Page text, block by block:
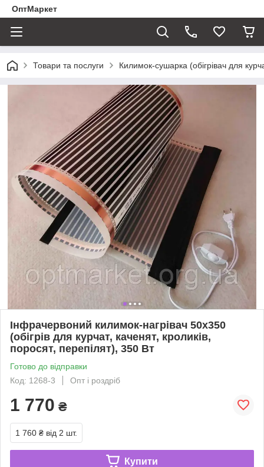
ОптМаркет
Товари та послуги Килимок-сушарка (обігрівач для
Інфрачервоний килимок-нагрівач 50х350
(обігрів для курчат, каченят, кроликів,
поросят, перепілят), 350 Вт
Готово до відправки
Код: 1268-3
Опт і роздріб
1 770 ₴
1 760 ₴ від 2 шт.
Купити